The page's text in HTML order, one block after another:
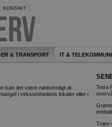
KONTAKT
& TRANSPORT IT &
kan det være nødvendigt at
i virksomhedens lokaler eller i
Tetra
Træn